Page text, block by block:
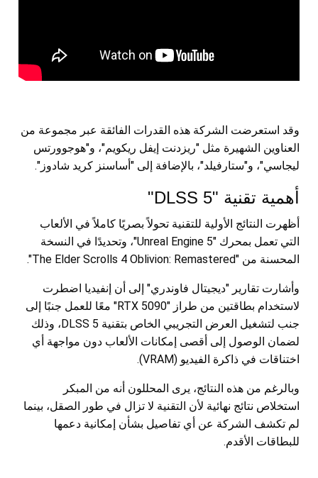
وقد استعرضت الشركة هذه القدرات الفائقة عبر مجموعة من
العناوين الشهيرة مثل "ريزدنت إيفل ريكويم"، و"هوجوورتس
ليجاسي"، و"ستارفيلد"، بالإضافة إلى "أساسنز كريد شادوز".
أهمية تقنية "DLSS 5"
أظهرت النتائج الأولية للتقنية تحولاً بصريًا كاملاً في الألعاب
التي تعمل بمحرك "Unreal Engine 5"، وتحديدًا في النسخة
المحسنة من "The Elder Scrolls 4 Oblivion: Remastered".
وأشارت تقارير "ديجيتال فاوندري" إلى أن إنفيديا اضطرت
لاستخدام بطاقتين من طراز "RTX 5090" معًا للعمل جنبًا إلى
جنب لتشغيل العرض التجريبي الخاص بتقنية DLSS 5، وذلك
لضمان الوصول إلى أقصى إمكانات الألعاب دون مواجهة أي
اختناقات في ذاكرة الفيديو (VRAM).
وبالرغم من هذه النتائج، يرى المحللون أنه من المبكر
استخلاص نتائج نهائية لأن التقنية لا تزال في طور الصقل، بينما
لم تكشف الشركة عن أي تفاصيل بشأن إمكانية دعمها
للبطاقات الأقدم.